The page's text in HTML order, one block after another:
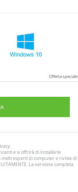
Offerta speciale
.
e si offrirà di installarle
esperti di computer e riviste di
La versione completa